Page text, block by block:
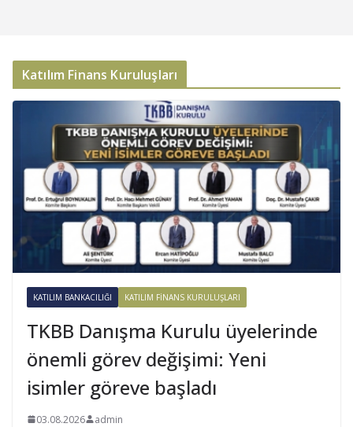
Katılım Finans Kuruluşları
KATILIM BANKACILIĞI KATILIM FINANS KURULUŞLARI
TKBB Danışma Kurulu üyelerinde
önemli görev değişimi: Yeni
isimler göreve başladı
03.08.2026 admin